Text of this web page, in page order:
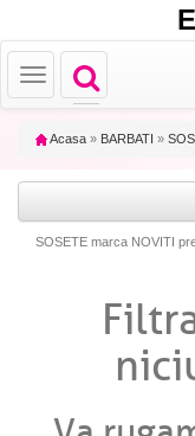
Toggle
navigation
Toggle
navigation
Acasa » BARBATI »
SOSETE marca NOVITI